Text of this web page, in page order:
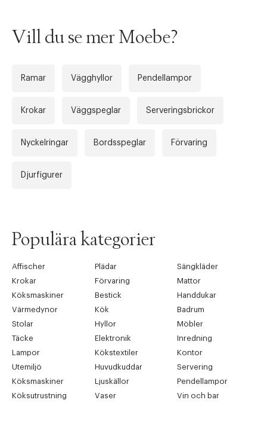
Tidigare
Vill du se mer Moebe?
Ramar Vägghyllor Pendellampor
Krokar Väggspeglar Serveringsbrickor
Nyckelringar Bordsspeglar Förvaring
Djurfigurer
Populära kategorier
Affischer Plädar
Sängkläder
Krokar
Förvaring
Mattor
Köksmaskiner
Bestick
Handdukar
Värmedynor
Kök
Badrum
Stolar
Hyllor
Möbler
Täcke
Elektronik
Inredning
Lampor
Kökstextiler
Kontor
Utemiljö
Huvudkuddar
Servering
Köksmaskiner
Ljuskällor
Pendellampor
Köksutrustning
Vaser Vin och bar